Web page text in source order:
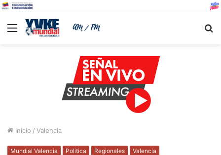
Menu
Inicio / Valencia
Mundial Valencia Politica Regionales Valencia